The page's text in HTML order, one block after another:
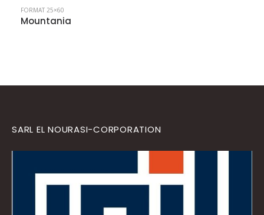
FORMAT 25×60
Prestige
SARL EL NOURASI-CORPORATION